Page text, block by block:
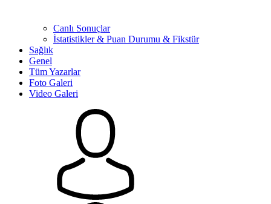
Canlı Sonuçlar
İstatistikler & Puan Durumu & Fikstür
Sağlık
Genel
Tüm Yazarlar
Foto Galeri
Video Galeri